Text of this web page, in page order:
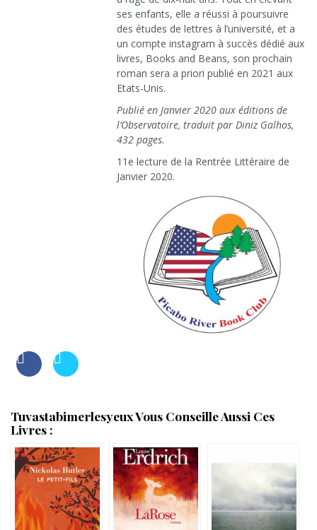
ses enfants, elle a réussi à poursuivre
des études de lettres à l’université, et a
un compte instagram à succès dédié aux
livres, Books and Beans, son prochain
roman sera a priori publié en 2021 aux
Etats-Unis.
Publié en Janvier 2020 aux éditions de
l’Observatoire, traduit par Diniz Galhos,
432 pages.
11e lecture de la Rentrée Littéraire de
Janvier 2020.
Tuvastabimerlesyeux Vous Conseille Aussi Ces
Livres :